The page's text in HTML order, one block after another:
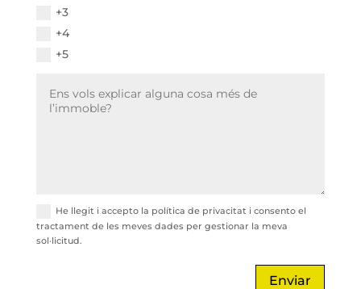
+3
+4
+5
He llegit i accepto la política de privacitat i consento el
tractament de les meves dades per gestionar la meva
sol·licitud.
Enviar